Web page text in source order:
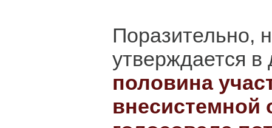
Поразительно,
утверждается в
половина
внесистемной